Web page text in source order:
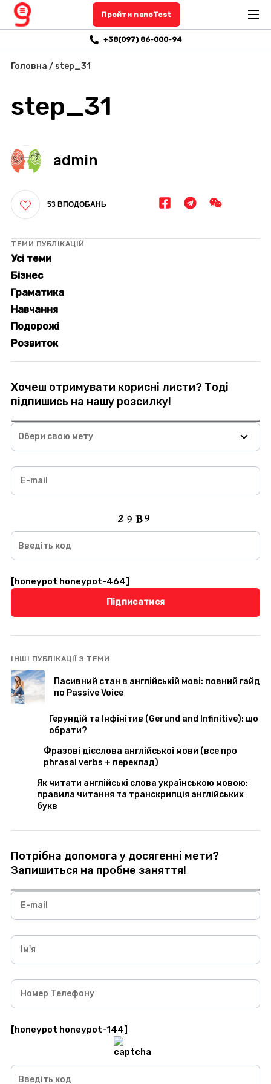
Пройти nanoTest
+38(097) 86-000-94
Головна / step_31
step_31
admin
53 ВПОДОБАНЬ
ТЕМИ ПУБЛІКАЦІЙ
Усі теми
Бізнес
Граматика
Навчання
Подорожі
Розвиток
Хочеш отримувати корисні листи? Тоді
підпишись на нашу розсилку!
Обери свою мету
E-mail
[honeypot honeypot-464]
ІНШІ ПУБЛІКАЦІЇ З ТЕМИ
Пасивний стан в англійській мові: повний гайд
по Passive Voice
Герундій та Інфінітив (Gerund and Infinitive): що
обрати?
Фразові дієслова англійської мови (все про
phrasal verbs + переклад)
Як читати англійські слова українською мовою:
правила читання та транскрипція англійських
букв
Потрібна допомога у досягенні мети?
Запишиться на пробне заняття!
E-mail
Ім'я
Номер Телефону
[honeypot honeypot-144]